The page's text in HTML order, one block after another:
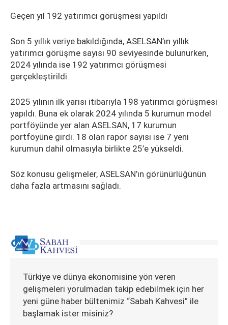
Geçen yıl 192 yatırımcı görüşmesi yapıldı
Son 5 yıllık veriye bakıldığında, ASELSAN’ın yıllık
yatırımcı görüşme sayısı 90 seviyesinde bulunurken,
2024 yılında ise 192 yatırımcı görüşmesi
gerçekleştirildi.
2025 yılının ilk yarısı itibarıyla 198 yatırımcı görüşmesi
yapıldı. Buna ek olarak 2024 yılında 5 kurumun model
portföyünde yer alan ASELSAN, 17 kurumun
portföyüne girdi. 18 olan rapor sayısı ise 7 yeni
kurumun dahil olmasıyla birlikte 25’e yükseldi.
Söz konusu gelişmeler, ASELSAN’ın görünürlüğünün
daha fazla artmasını sağladı.
Türkiye ve dünya ekonomisine yön veren
gelişmeleri yorulmadan takip edebilmek için her
yeni güne haber bültenimiz “Sabah Kahvesi” ile
başlamak ister misiniz?